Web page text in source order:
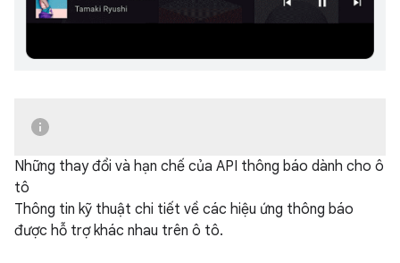
Những thay đổi và hạn chế của API thông báo dành cho ô
tô
Thông tin kỹ thuật chi tiết về các hiệu ứng thông báo
được hỗ trợ khác nhau trên ô tô.